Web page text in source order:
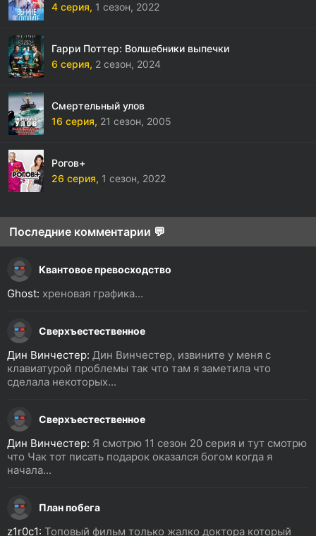
4 серия, 1 сезон, 2022
Гарри Поттер: Волшебники выпечки
6 серия, 2 сезон, 2024
Смертельный улов
16 серия, 21 сезон, 2005
Рогов+
26 серия, 1 сезон, 2022
Последние комментарии 💬
Квантовое превосходство
Ghost: хреновая графика...
Сверхъестественное
Дин Винчестер: Дин Винчестер, извините у меня с
клавиатурой проблемы так что там я заметила что
сделала некоторых...
Сверхъестественное
Дин Винчестер: Я смотрю 11 сезон 20 серия и тут смотрю
что Чак тот писать подарок оказался богом когда я
начала...
План побега
z1r0c1: Топовый фильм только жалко доктора который